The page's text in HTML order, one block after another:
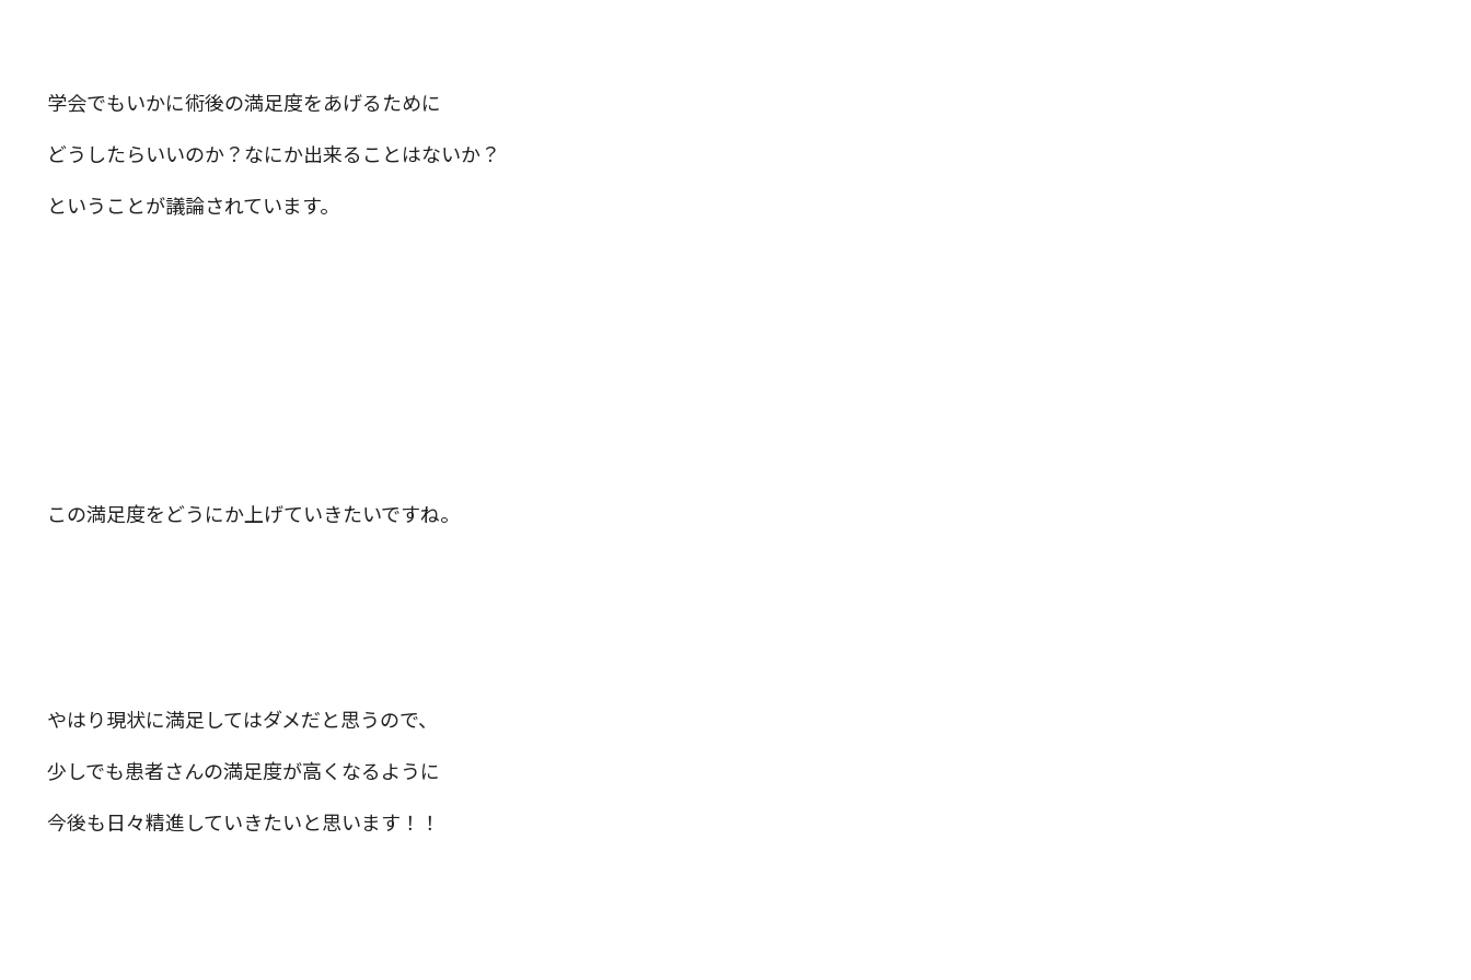
学会でもいかに術後の満足度をあげるために
どうしたらいいのか？なにか出来ることはないか？
ということが議論されています。
この満足度をどうにか上げていきたいですね。
やはり現状に満足してはダメだと思うので、
少しでも患者さんの満足度が高くなるように
今後も日々精進していきたいと思います！！